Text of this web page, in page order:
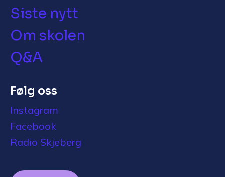
Siste nytt
Om skolen
Q&A
Følg oss
Instagram
Facebook
Radio Skjeberg